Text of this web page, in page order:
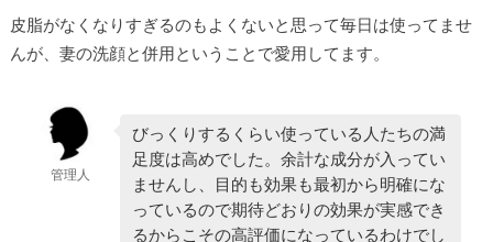
皮脂がなくなりすぎるのもよくないと思って毎日は使ってませ
んが、妻の洗顔と併用ということで愛用してます。
管理人
びっくりするくらい使っている人たちの満
足度は高めでした。余計な成分が入ってい
ませんし、目的も効果も最初から明確にな
っているので期待どおりの効果が実感でき
るからこその高評価になっているわけでし